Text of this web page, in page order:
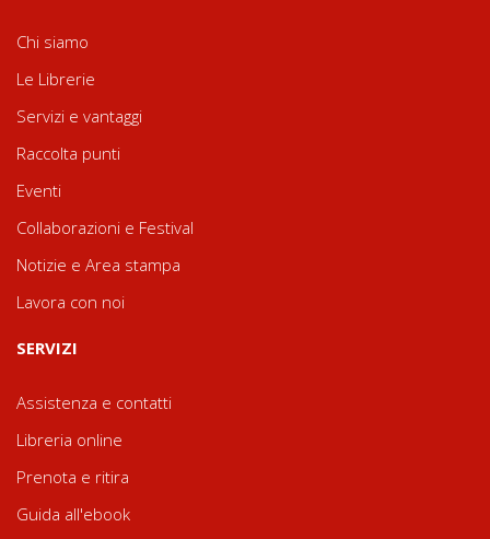
Chi siamo
Le Librerie
Servizi e vantaggi
Raccolta punti
Eventi
Collaborazioni e Festival
Notizie e Area stampa
Lavora con noi
SERVIZI
Assistenza e contatti
Libreria online
Prenota e ritira
Guida all'ebook